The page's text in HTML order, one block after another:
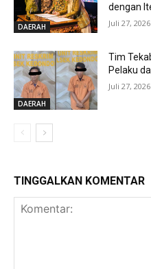
DAERAH
dengan
Juli 27, 2026
DAERAH
Tim
Pelaku
Juli 27, 2026
TINGGALKAN KOMENTAR